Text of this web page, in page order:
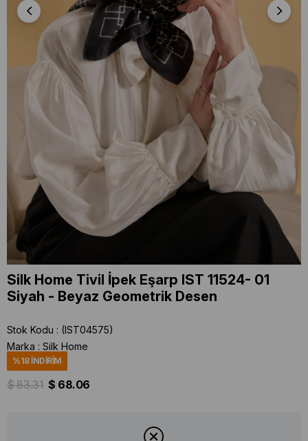
Silk Home Tivil İpek Eşarp IST 11524- 01
Siyah - Beyaz Geometrik Desen
Stok Kodu
(IST04575)
Marka : Silk Home
%18İNDIRIM
$ 83.31 $ 68.06